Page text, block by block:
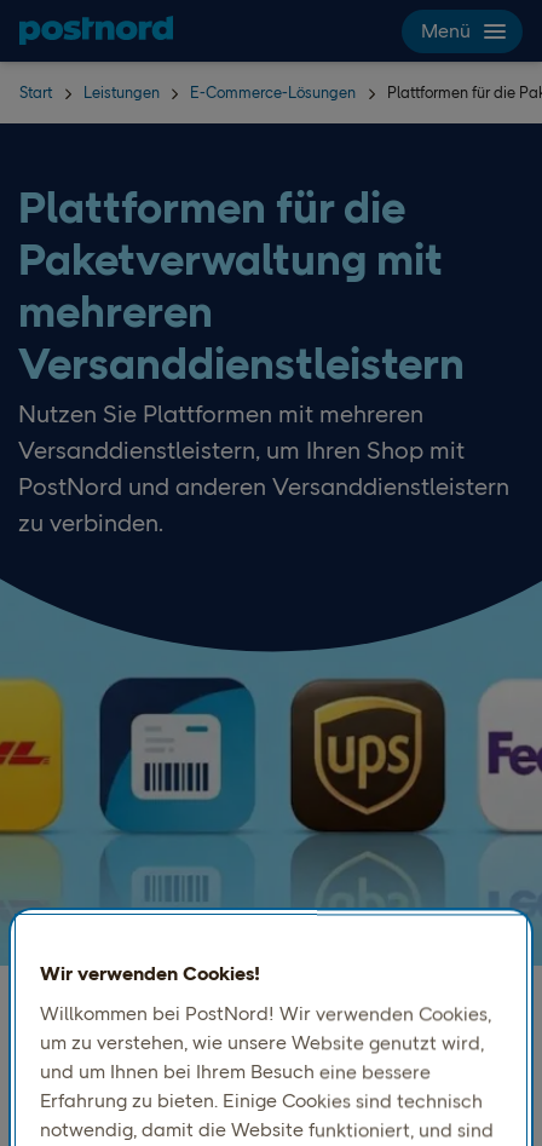
Hoppa över navigering och sök
Menü
Start Leistungen E-Commerce-Lösungen Plattformen für die
Plattformen für die
Paketverwaltung mit
mehreren
Versanddienstleistern
Nutzen Sie Plattformen mit mehreren
Versanddienstleistern, um Ihren Shop mit
PostNord und anderen Versanddienstleistern
zu verbinden.
Versand mit mehreren
Versanddienstleistern leicht
gemacht
Wir verwenden Cookies!
Willkommen bei PostNord! Wir verwenden Cookies,
um zu verstehen, wie unsere Website genutzt wird,
und um Ihnen bei Ihrem Besuch eine bessere
Erfahrung zu bieten. Einige Cookies sind technisch
notwendig, damit die Website funktioniert, und sind